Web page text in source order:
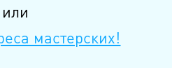
или
мастерских!